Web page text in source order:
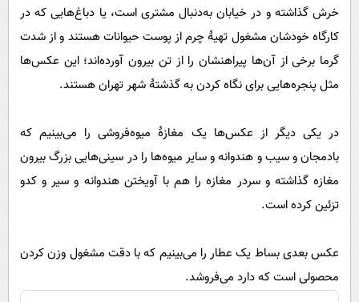
سرگرمی
فناوری
گوناگون
محیط زیست
سلامت
پیامک
روانشناسی
آشپزی
خرش گذاشته و در خیابان به‌دنبال مشتری است، یا دباغ‌هایی که در
کارگاه خودشان مشغول تهیۀ چرم از پوست حیوانات هستند و از شدت
گرما برخی از آن‌ها پیراهنشان را از تن بیرون آورده‌اند؛ این عکس‌ها
مثل پنجره‌هایی برای نگاه کردن به گذشتۀ شهر تهران هستند.
در یکی دیگر از عکس‌ها یک مغازۀ میوه‌فروشی را می‌بینیم که
بادمجان و سیب و هندوانه و سایر میوه‌ها را در سینی‌هایی بزرگ بیرون
مغازه گذاشته و سردر مغازه را هم با آویختن هندوانه و سیر و کدو
تزئین کرده است.
عکس بعدی بساط یک عطار را می‌بینیم که با دقت مشغول وزن کردن
محصولی است که دارد می‌فروشد.